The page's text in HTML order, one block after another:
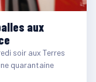
aux
soir aux Terres
quarantaine